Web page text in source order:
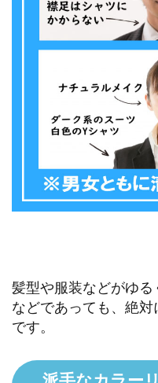
髪型や服装などがゆ
などであっても、絶
です。